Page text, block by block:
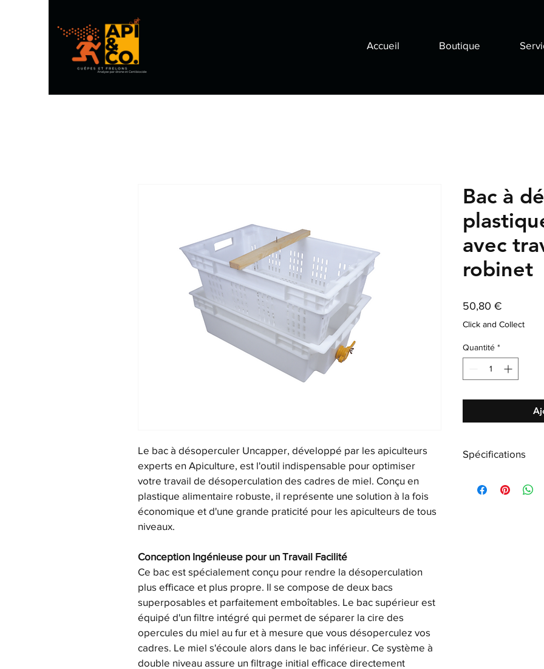
Accueil Boutique
Le bac à désoperculer Uncapper, développé par les apiculteurs
experts en Apiculture, est l'outil indispensable pour optimiser
votre travail de désoperculation des cadres de miel. Conçu en
plastique alimentaire robuste, il représente une solution à la fois
économique et d'une grande praticité pour les apiculteurs de tous
niveaux.
Conception Ingénieuse pour un Travail Facilité
Ce bac est spécialement conçu pour rendre la désoperculation
plus efficace et plus propre. Il se compose de deux bacs
superposables et parfaitement emboîtables. Le bac supérieur est
équipé d'un filtre intégré qui permet de séparer la cire des
opercules du miel au fur et à mesure que vous désoperculez vos
cadres. Le miel s'écoule alors dans le bac inférieur. Ce système à
double niveau assure un filtrage initial efficace directement
Bac à
avec
robinet
50,80 €
Click and Collect
Quantité *
Spécifications
Type de